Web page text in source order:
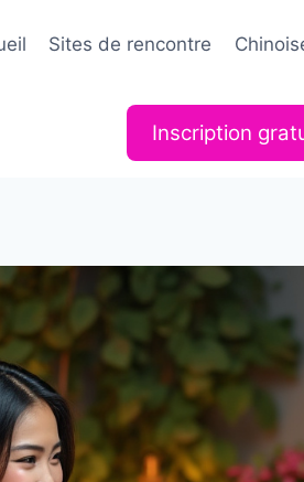
Sites de rencontre
Inscription